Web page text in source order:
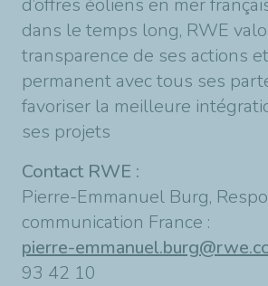
d’offres éoliens en mer
dans le temps long, RWE
transparence de ses actions
permanent avec tous ses
favoriser la meilleure
ses projets
Contact RWE :
Pierre-Emmanuel Burg,
communication France :
pierre-
93 42 10